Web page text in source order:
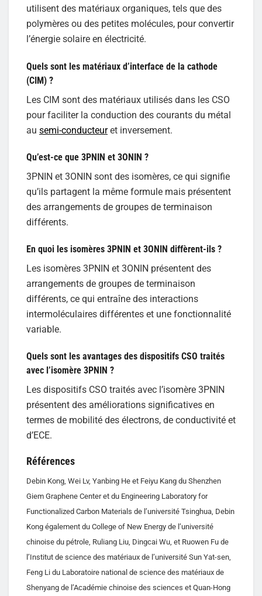
utilisent des matériaux organiques, tels que des
polymères ou des petites molécules, pour convertir
l’énergie solaire en électricité.
Quels sont les matériaux d’interface de la cathode
(CIM) ?
Les CIM sont des matériaux utilisés dans les CSO
pour faciliter la conduction des courants du métal
au semi-conducteuret inversement.
Qu’est-ce que 3PNIN et 3ONIN ?
3PNIN et 3ONIN sont des isomères, ce qui signifie
qu’ils partagent la même formule mais présentent
des arrangements de groupes de terminaison
différents.
En quoi les isomères 3PNIN et 3ONIN diffèrent-ils ?
Les isomères 3PNIN et 3ONIN présentent des
arrangements de groupes de terminaison
différents, ce qui entraîne des interactions
intermoléculaires différentes et une fonctionnalité
variable.
Quels sont les avantages des dispositifs CSO traités
avec l’isomère 3PNIN ?
Les dispositifs CSO traités avec l’isomère 3PNIN
présentent des améliorations significatives en
termes de mobilité des électrons, de conductivité et
d’ECE.
Références
Debin Kong, Wei Lv, Yanbing He et Feiyu Kang du Shenzhen
Giem Graphene Center et du Engineering Laboratory for
Functionalized Carbon Materials de l’université Tsinghua, Debin
Kong également du College of New Energy de l’université
chinoise du pétrole, Ruliang Liu, Dingcai Wu, et Ruowen Fu de
l’Institut de science des matériaux de l’université Sun Yat-sen,
Feng Li du Laboratoire national de science des matériaux de
Shenyang de l’Académie chinoise des sciences et Quan-Hong